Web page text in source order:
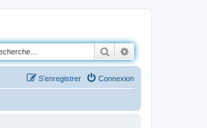
Rechercher
Connexion
S’enregistrer